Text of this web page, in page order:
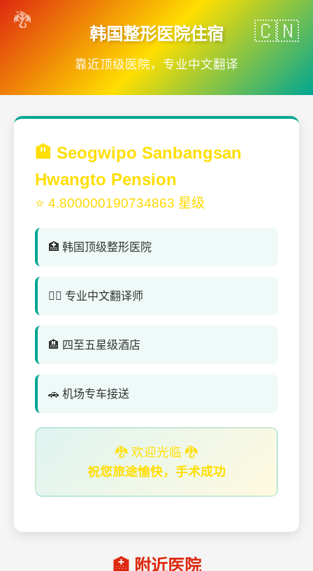
韩国整形医院住宿
靠近顶级医院，专业中文翻译
🏨 Seogwipo Sanbangsan
Hwangto Pension
⭐ 4.800000190734863 星级
🏥 韩国顶级整形医院
👨‍⚕️ 专业中文翻译师
🏨 四至五星级酒店
🚗 机场专车接送
🐉 欢迎光临 🐉
祝您旅途愉快，手术成功
🏥 附近医院